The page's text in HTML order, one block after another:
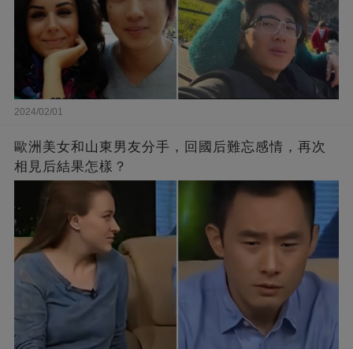
2024/02/01
歐洲美女和山東男友分手，回國后難忘感情，再次
相見后結果怎樣？